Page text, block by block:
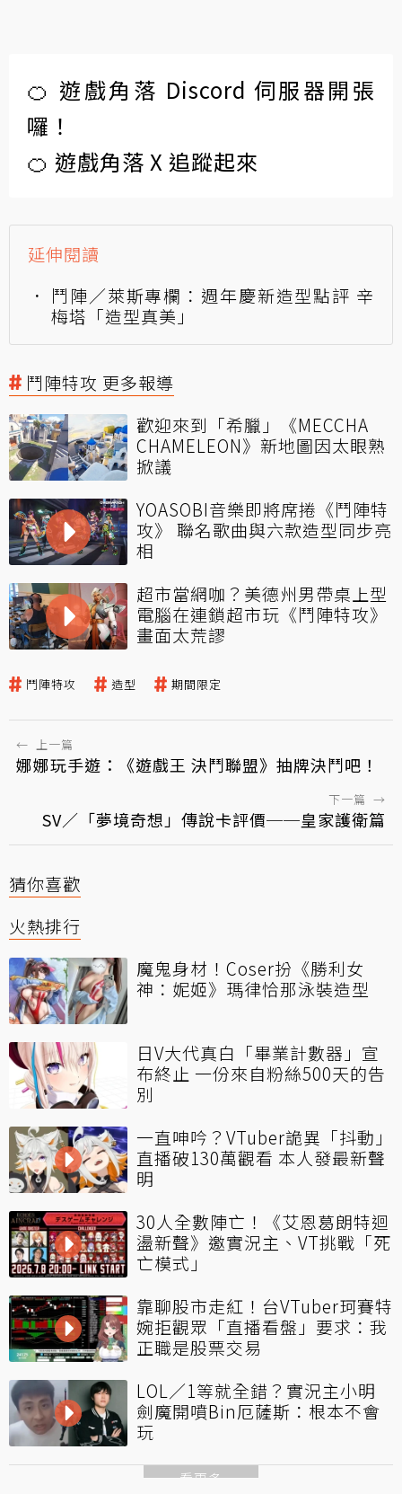
🍊 遊戲角落 Discord 伺服器開張
囉！
🍊 遊戲角落 X 追蹤起來
延伸閱讀
鬥陣／萊斯專欄：週年慶新造型點評 辛
梅塔「造型真美」
鬥陣特攻 更多報導
歡迎來到「希臘」《MECCHA
CHAMELEON》新地圖因太眼熟
掀議
YOASOBI音樂即將席捲《鬥陣特
攻》 聯名歌曲與六款造型同步亮
相
超市當網咖？美德州男帶桌上型
電腦在連鎖超市玩《鬥陣特攻》
畫面太荒謬
鬥陣特攻 造型 期間限定
← 上一篇
娜娜玩手遊：《遊戲王 決鬥聯盟》抽牌決鬥吧！
下一篇 →
SV／「夢境奇想」傳說卡評價──皇家護衛篇
猜你喜歡
火熱排行
魔鬼身材！Coser扮《勝利女
神：妮姬》瑪律恰那泳裝造型
日V大代真白「畢業計數器」宣
布終止 一份來自粉絲500天的告
別
一直呻吟？VTuber詭異「抖動」
直播破130萬觀看 本人發最新聲
明
30人全數陣亡！《艾恩葛朗特迴
盪新聲》邀實況主、VT挑戰「死
亡模式」
靠聊股市走紅！台VTuber珂賽特
婉拒觀眾「直播看盤」要求：我
正職是股票交易
LOL／1等就全錯？實況主小明
劍魔開噴Bin厄薩斯：根本不會
玩
看更多